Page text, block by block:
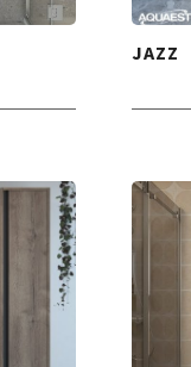
JAZZ